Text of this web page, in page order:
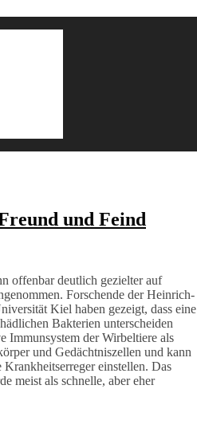
und Feind
offenbar deutlich gezielter auf
Forschende der Heinrich-
Kiel haben gezeigt, dass eine
Bakterien unterscheiden
Immunsystem der Wirbeltiere als
und Gedächtniszellen und kann
einstellen. Das
meist als schnelle, aber eher